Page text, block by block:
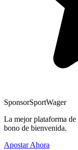
SponsorSportWager
La mejor plataforma de
bono de bienvenida.
Apostar Ahora